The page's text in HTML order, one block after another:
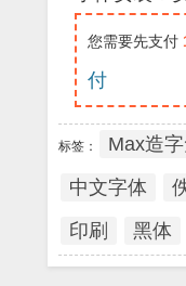
您需要先支付
付
标签： Max造
中文字体
印刷
黑体